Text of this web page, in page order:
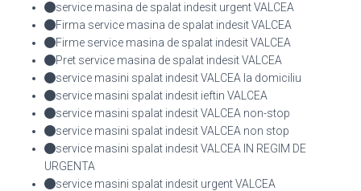
service masina de spalat indesit urgent VALCEA
Firma service masina de spalat indesit VALCEA
Firme service masina de spalat indesit VALCEA
Pret service masina de spalat indesit VALCEA
service masini spalat indesit VALCEA la domiciliu
service masini spalat indesit ieftin VALCEA
service masini spalat indesit VALCEA non-stop
service masini spalat indesit VALCEA non stop
service masini spalat indesit VALCEA IN REGIM DE
URGENTA
service masini spalat indesit urgent VALCEA